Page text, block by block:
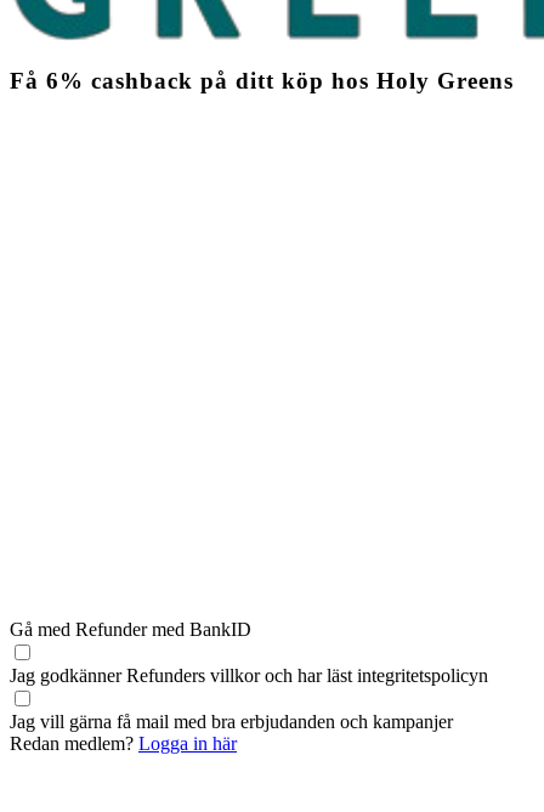
Få 6% cashback på ditt köp hos Holy Greens
Gå med Refunder med BankID
Jag godkänner Refunders villkoroch har läst integritetspolicyn
Jag vill gärna få mail med bra erbjudanden och kampanjer
Redan medlem? Logga in här